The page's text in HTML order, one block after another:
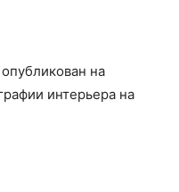
на
интерьера на